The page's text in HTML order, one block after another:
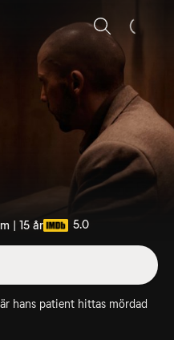
Sök
| 15 år 5.0
hans patient hittas mördad